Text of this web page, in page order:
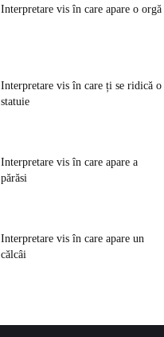
Interpretare vis în care apare o orgă
Interpretare vis în care ți se ridică o
statuie
Interpretare vis în care apare a
părăsi
Interpretare vis în care apare un
călcâi